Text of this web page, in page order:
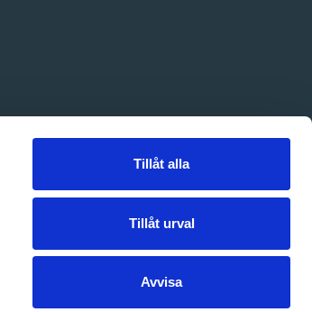
Tillåt alla
Tillåt urval
Avvisa